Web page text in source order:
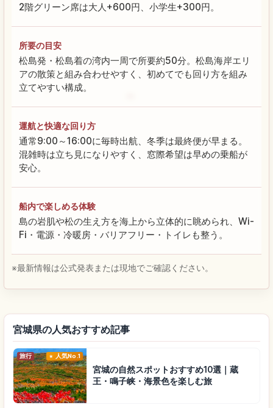
2階グリーン席は大人+600円、小学生+300円。
所要の目安
松島発・松島着の湾内一周で所要約50分。松島海岸エリ
アの散策と組み合わせやすく、初めてでも回り方を組み
立てやすい構成。
運航と快適な回り方
通常9:00～16:00に毎時出航、冬季は最終便が早まる。
混雑時は立ち見になりやすく、窓際希望は早めの乗船が
安心。
船内で楽しめる体験
島の岩肌や松の生え方を海上から立体的に眺められ、Wi-
Fi・電源・冷暖房・バリアフリー・トイレも整う。
※最新情報は公式発表または現地でご確認ください。
宮城県の人気おすすめ記事
旅行 人気No.1
宮城の自然スポットおすすめ10選｜蔵
王・鳴子峡・海景色を楽しむ旅